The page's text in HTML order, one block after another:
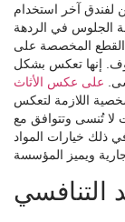
لفندق آخر استخدام
الجلوس في الردهة
القطع المخصصة على
إنها تعكس بشكل
على عكس الأثاث
اللازمة لتعكس
لا تُنسى وتتوافق مع
ذلك خيارات المواد
التنافسي